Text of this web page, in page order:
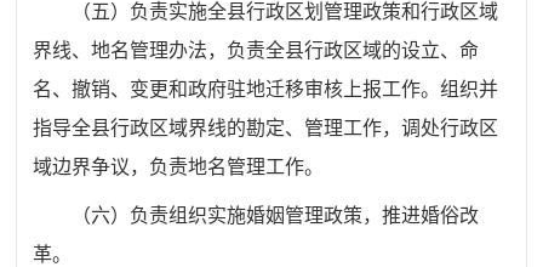
（五） 负责实施全县行政区划管理政策和行政区域
界线、地名管理办法，负责全县行政区域的设立、命
名、撤销、变更和政府驻地迁移审核上报工作。组织并
指导全县行政区域界线的勘定、 管理工作，调处行政区
域边界争议，负责地名管理工作。
（六） 负责组织实施婚姻管理政策，推进婚俗改
革。